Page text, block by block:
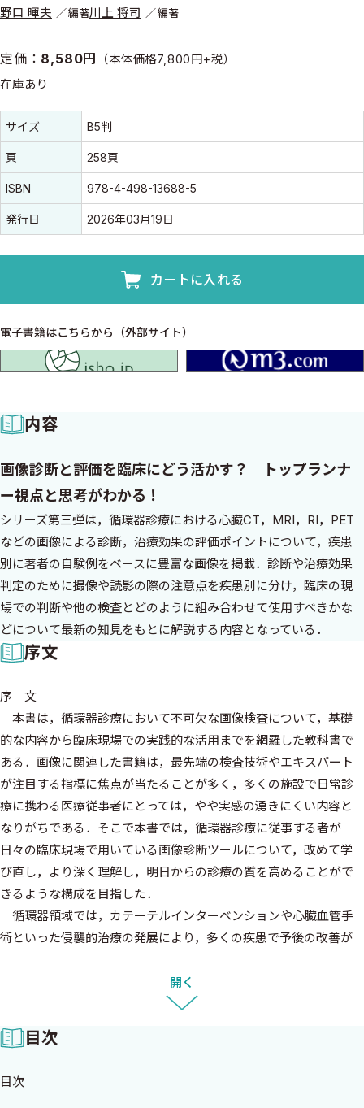
野口 暉夫 編著川上 将司 編著
定価： 8,580円 （本体価格7,800円+税）
在庫あり
書誌情報
書誌情報
サイズ B5判
頁 258頁
ISBN 978-4-498-13688-5
発行日 2026年03月19日
カートに入れる
電子書籍はこちらから（外部サイト）
内容
画像診断と評価を臨床にどう活かす？ トップランナ
ー視点と思考がわかる！
シリーズ第三弾は，循環器診療における心臓CT，MRI，RI，PET
などの画像による診断，治療効果の評価ポイントについて，疾患
別に著者の自験例をベースに豊富な画像を掲載．診断や治療効果
判定のために撮像や読影の際の注意点を疾患別に分け，臨床の現
場での判断や他の検査とどのように組み合わせて使用すべきかな
どについて最新の知見をもとに解説する内容となっている．
序文
序 文
本書は，循環器診療において不可欠な画像検査について，基礎
的な内容から臨床現場での実践的な活用までを網羅した教科書で
ある．画像に関連した書籍は，最先端の検査技術やエキスパート
が注目する指標に焦点が当たることが多く，多くの施設で日常診
療に携わる医療従事者にとっては，やや実感の湧きにくい内容と
なりがちである．そこで本書では，循環器診療に従事する者が
日々の臨床現場で用いている画像診断ツールについて，改めて学
び直し，より深く理解し，明日からの診療の質を高めることがで
きるような構成を目指した．
循環器領域では，カテーテルインターベンションや心臓血管手
術といった侵襲的治療の発展により，多くの疾患で予後の改善が
い画像診断である．私自身もカテーテルインターベンションに従
事しているが，手技や処置を成功に導くため，あるいは合併症を回
避するために最も重要なことは「準備」であると教えられてき
た．すなわち，カテーテル室の処置台に患者さんが上がるその時
さんの病歴や病態を正確に把握していることはもちろん，これか
開く
目次
目次